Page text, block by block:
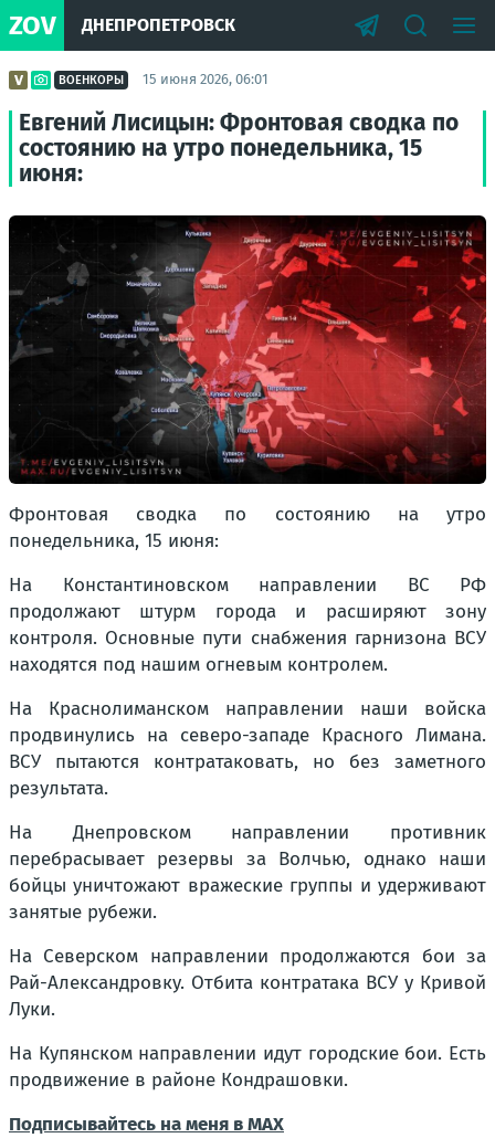
ZOV ДНЕПРОПЕТРОВСК
ВОЕНКОРЫ 15 июня 2026, 06:01
Евгений Лисицын: Фронтовая сводка по
состоянию на утро понедельника, 15
июня:
Фронтовая сводка по состоянию на утро
понедельника, 15 июня:
На Константиновском направлении ВС РФ
продолжают штурм города и расширяют зону
контроля. Основные пути снабжения гарнизона ВСУ
находятся под нашим огневым контролем.
На Краснолиманском направлении наши войска
продвинулись на северо-западе Красного Лимана.
ВСУ пытаются контратаковать, но без заметного
результата.
На Днепровском направлении противник
перебрасывает резервы за Волчью, однако наши
бойцы уничтожают вражеские группы и удерживают
занятые рубежи.
На Северском направлении продолжаются бои за
Рай-Александровку. Отбита контратака ВСУ у Кривой
Луки.
На Купянском направлении идут городские бои. Есть
продвижение в районе Кондрашовки.
Подписывайтесь на меня в MAX